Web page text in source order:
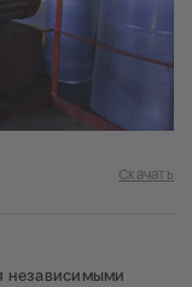
Скачать
независимыми